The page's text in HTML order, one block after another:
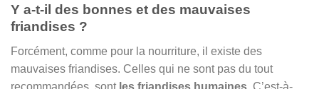
Y a-t-il des bonnes et des mauvaises
friandises ?
Forcément, comme pour la nourriture, il existe des
mauvaises friandises. Celles qui ne sont pas du tout
recommandées, sont les friandises humaines. C’est-à-